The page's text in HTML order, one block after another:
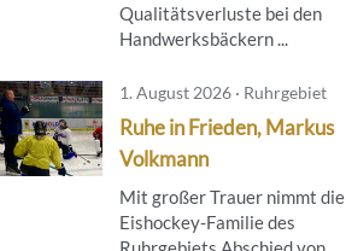
Qualitätsverluste bei den
Handwerksbäckern ...
1. August 2026 · Ruhrgebiet
Ruhe in Frieden, Markus
Volkmann
Mit großer Trauer nimmt die
Eishockey-Familie des